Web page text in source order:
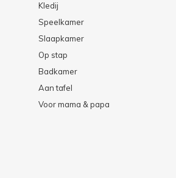
Kledij
Speelkamer
Slaapkamer
Op stap
Badkamer
Aan tafel
Voor mama & papa